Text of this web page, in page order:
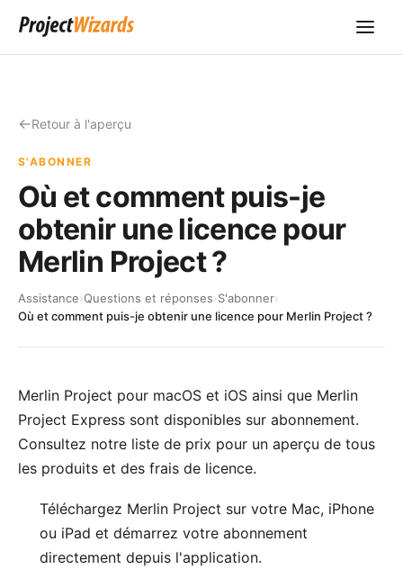
Retour à l'aperçu
S'ABONNER
Où et comment puis-je
obtenir une licence pour
Merlin Project ?
Assistance›Questions et réponses›S'abonner›
Où et comment puis-je obtenir une licence pour Merlin Project ?
Merlin Project pour macOS et iOS ainsi que Merlin
Project Express sont disponibles sur abonnement.
Consultez notre liste de prix pour un aperçu de tous
les produits et des frais de licence.
Téléchargez Merlin Project sur votre Mac, iPhone
ou iPad et démarrez votre abonnement
directement depuis l'application.